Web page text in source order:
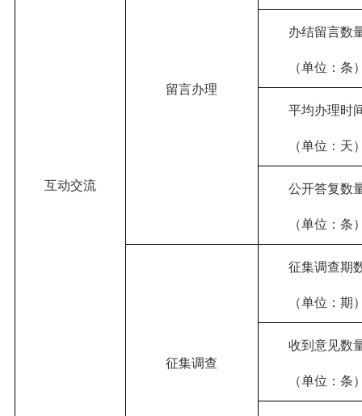
互动交流
留言办理
办结留言数
（单位：条
平均办理时
（单位：天
公开答复数
（单位：条
征集调查
征集调查期
（单位：期
收到意见数
（单位：条